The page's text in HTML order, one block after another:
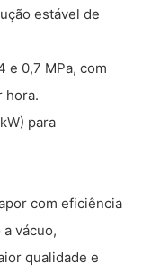
estável de
e 0,7 MPa, com
hora.
para
com eficiência
vácuo,
qualidade e